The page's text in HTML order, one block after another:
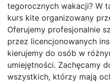
tegorocznych wakacji? W
kurs kite organizowany
Oferujemy profesjonalnie
przez licencjonowanych
kierujemy do osób w
umiejętności. Zachęcamy
wszystkich, którzy mają